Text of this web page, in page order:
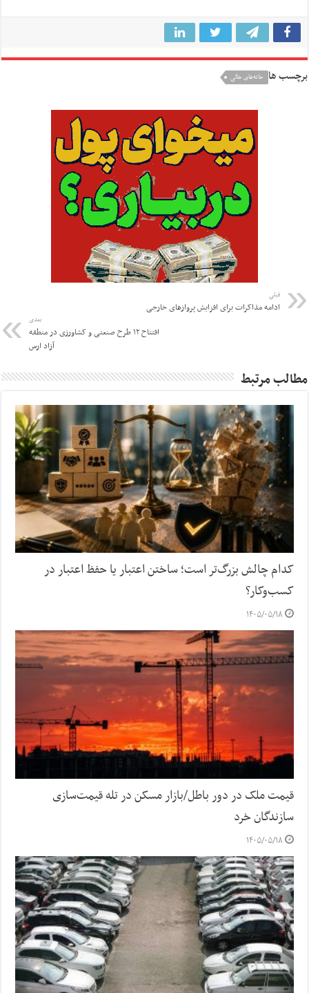
برچسب ها خانه‌های خالی
قبلی
ادامه مذاکرات برای افزایش پروازهای خارجی
بعدی
افتتاح ۱۲ طرح صنعتی و کشاورزی در منطقه
آزاد ارس
مطالب مرتبط
کدام چالش بزرگ‌تر است؛ ساختن اعتبار یا حفظ اعتبار در
کسب‌وکار؟
۱۴۰۵/۰۵/۱۸
قیمت ملک در دور باطل/بازار مسکن در تله قیمت‌سازی
سازندگان خرد
۱۴۰۵/۰۵/۱۸